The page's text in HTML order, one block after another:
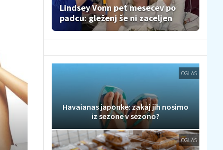
Lindsey Vonn pet mesecev po
padcu: gleženj še ni zaceljen
OGLAS
Havaianas japonke: zakaj jih nosimo
iz sezone v sezono?
OGLAS